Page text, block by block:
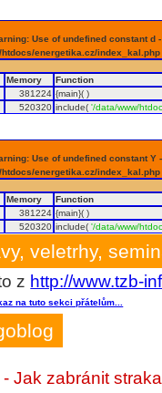
Use of undefined constant
htdocs/energetika.cz/
Memory
Function
381224 {main}( )
520320 include('/data/www/
Use of undefined constant
htdocs/energetika.cz/
Memory
Function
381224 {main}( )
520320 include('/data/www/
veletrhy,
z http://www.tzb-
na tuto sekci přátelům...
- Jak zabránit